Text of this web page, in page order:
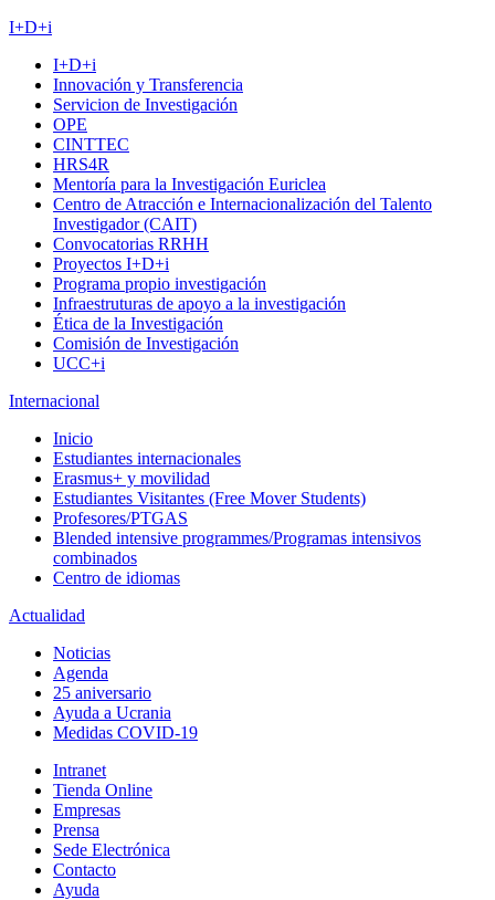
I+D+i
I+D+i
Innovación y Transferencia
Servicion de Investigación
OPE
CINTTEC
HRS4R
Mentoría para la Investigación Euriclea
Centro de Atracción e Internacionalización del Talento
Investigador (CAIT)
Convocatorias RRHH
Proyectos I+D+i
Programa propio investigación
Infraestruturas de apoyo a la investigación
Ética de la Investigación
Comisión de Investigación
UCC+i
Internacional
Inicio
Estudiantes internacionales
Erasmus+ y movilidad
Estudiantes Visitantes (Free Mover Students)
Profesores/PTGAS
Blended intensive programmes/Programas intensivos
combinados
Centro de idiomas
Actualidad
Noticias
Agenda
25 aniversario
Ayuda a Ucrania
Medidas COVID-19
Intranet
Tienda Online
Empresas
Prensa
Sede Electrónica
Contacto
Ayuda